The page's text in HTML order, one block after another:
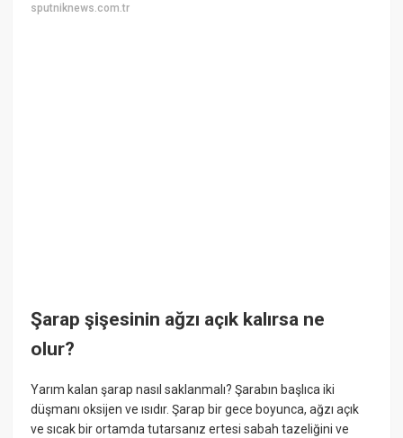
sputniknews.com.tr
Şarap şişesinin ağzı açık kalırsa ne
olur?
Yarım kalan şarap nasıl saklanmalı? Şarabın başlıca iki
düşmanı oksijen ve ısıdır. Şarap bir gece boyunca, ağzı açık
ve sıcak bir ortamda tutarsanız ertesi sabah tazeliğini ve